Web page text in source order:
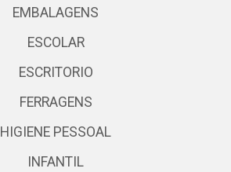
EMBALAGENS
ESCOLAR
ESCRITORIO
FERRAGENS
HIGIENE PESSOAL
INFANTIL